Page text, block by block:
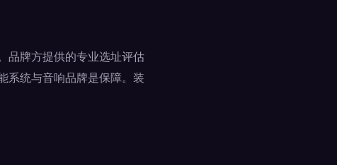
品牌方提供的专业选址评估
系统与音响品牌是保障。装